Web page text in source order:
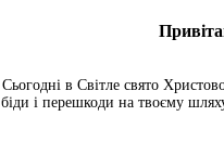
Сьогодні в Світле свято
біди і перешкоди на твоєму